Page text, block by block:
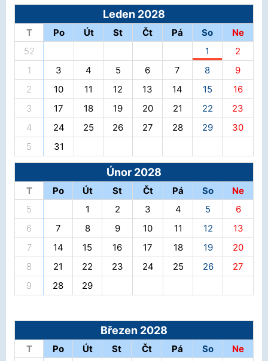
Leden 2028
T Po Út St Čt Pá So
Ne
52
1
2
1
3 4 5 6 7 8
9
2
10 11 12 13 14 15
16
3
17 18 19 20 21 22
23
4
24 25 26 27 28 29
30
5
31
Únor 2028
T Po Út St Čt Pá So
Ne
5
1 2 3 4 5
6
6
7 8 9 10 11 12
13
7
14 15 16 17 18 19
20
8
21 22 23 24 25 26
27
9
28 29
Březen 2028
T Po Út St Čt Pá So
Ne